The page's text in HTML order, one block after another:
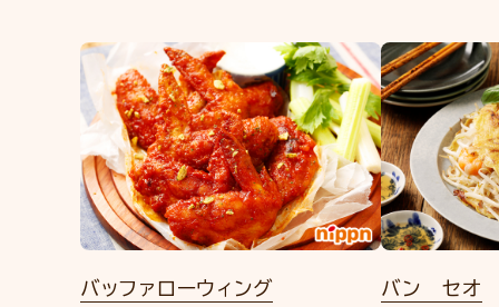
バッファローウィング バン セオ